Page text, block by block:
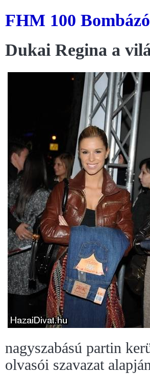
FHM 100
Dukai Regina a
nagyszabású partin
olvasói szavazat